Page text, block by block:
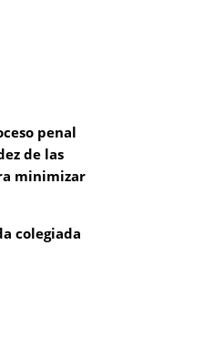
penal
de las
minimizar
colegiada